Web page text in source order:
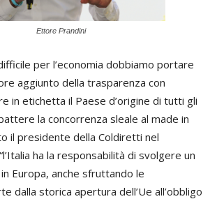
Ettore Prandini
per l’economia dobbiamo portare
aggiunto della trasparenza con
in etichetta il Paese d’origine di tutti gli
la concorrenza sleale al made in
il presidente della Coldiretti nel
ha la responsabilità di svolgere un
Europa, anche sfruttando le
dalla storica apertura dell’Ue all’obbligo